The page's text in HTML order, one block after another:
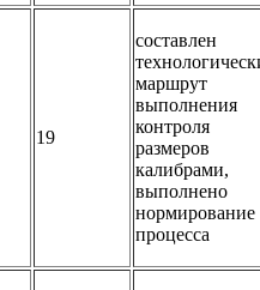
19
составлен
маршрут
выполнения
контроля
размеров
калибрами,
выполнено
нормирование
процесса